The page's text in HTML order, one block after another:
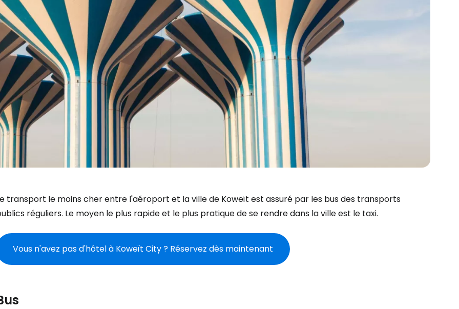
transport le moins cher entre l'aéroport et la ville de Koweït est assuré par les bus des transports
réguliers. Le moyen le plus rapide et le plus pratique de se rendre dans la ville est le taxi.
Vous n'avez pas d'hôtel à Koweït City ? Réservez dès maintenant